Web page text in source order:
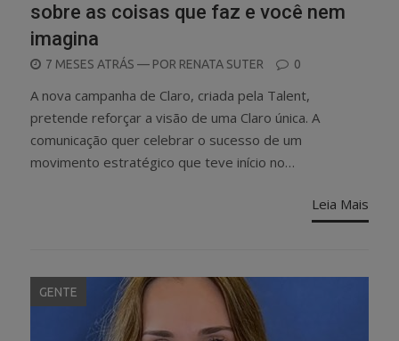
sobre as coisas que faz e você nem
imagina
POSTED
7 MESES ATRÁS — POR RENATA SUTER 0
A nova campanha de Claro, criada pela Talent,
pretende reforçar a visão de uma Claro única. A
comunicação quer celebrar o sucesso de um
movimento estratégico que teve início no…
Leia Mais
GENTE